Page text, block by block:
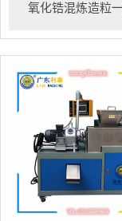
氧化锆混炼造粒